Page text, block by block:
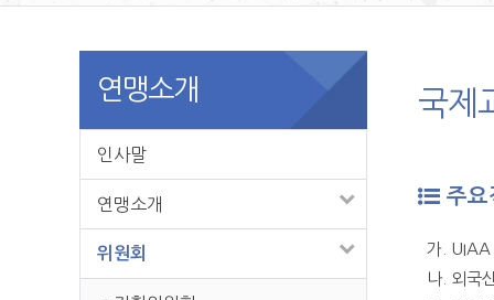
국제
주요
가. UIAA
나. 외국
연맹소개
인사말
연맹소개
위원회